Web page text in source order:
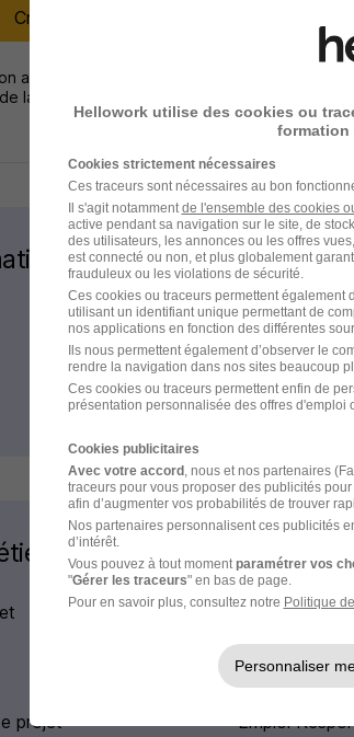
Créer mon alerte
alerte", vous acceptez les
la
Emploi
Stage
Métiers
Emploi
Emploi Project
projet
Emploi
Hellowork utilise des cookies ou
formation
Cookies strictement nécessaires
Ces traceurs sont nécessaires au bon
Il s'agit notammentde l'ensemble des cookies
active pendant sa navigation sur le site, de
des utilisateurs, les annonces ou les offres
est connecté ou non, et plus globalement
frauduleux ou les violations de sécurité.
Ces cookies ou traceurs permettent
utilisant un identifiant unique permettant de
nos applications en fonction des différentes
Ils nous permettent également d’observer le
rendre la navigation dans nos sites beaucoup
Ces cookies ou traceurs permettent enfin de
présentation personnalisée des offres d'emploi
Cookies publicitaires
Avec votre accord , nous et nos partenaires
traceurs pour vous proposer des publicités
afin d’augmenter vos probabilités de trouver
Nos partenaires personnalisent ces publicités
d’intérêt.
Vous pouvez à tout momentparamétrer vos
"Gérer les traceurs" en bas de page.
Pour en savoir plus, consultez notre Politique
Personnaliser